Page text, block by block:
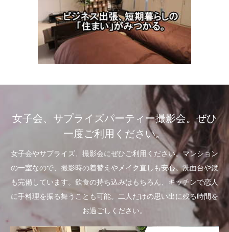
女子会、サプライズパーティー撮影会。ぜひ
一度ご利用ください。
女子会やサプライズ、撮影会にぜひご利用ください。マンション
の一室なので、撮影時の着替えやメイク直しも安心。洗面台や鏡
も完備しています。飲食の持ち込みはもちろん、キッチンで恋人
に手料理を振る舞うことも可能。二人だけの思い出に残る時間を
お過ごしください。